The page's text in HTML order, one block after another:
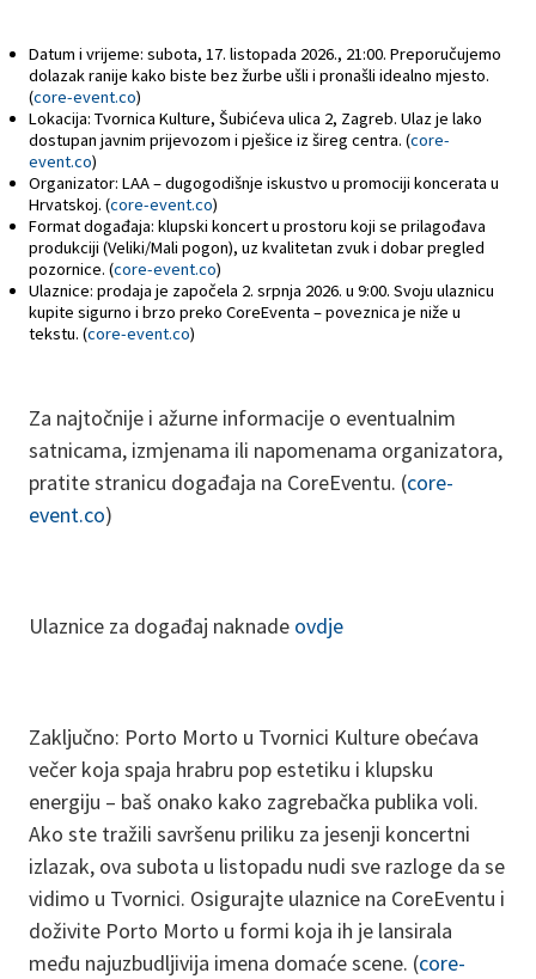
Datum i vrijeme: subota, 17. listopada 2026., 21:00. Preporučujemo
dolazak ranije kako biste bez žurbe ušli i pronašli idealno mjesto.
(core-event.co)
Lokacija: Tvornica Kulture, Šubićeva ulica 2, Zagreb. Ulaz je lako
dostupan javnim prijevozom i pješice iz šireg centra. (core-
event.co)
Organizator: LAA – dugogodišnje iskustvo u promociji koncerata u
Hrvatskoj. (core-event.co)
Format događaja: klupski koncert u prostoru koji se prilagođava
produkciji (Veliki/Mali pogon), uz kvalitetan zvuk i dobar pregled
pozornice. (core-event.co)
Ulaznice: prodaja je započela 2. srpnja 2026. u 9:00. Svoju ulaznicu
kupite sigurno i brzo preko CoreEventa – poveznica je niže u
tekstu. (core-event.co)
Za najtočnije i ažurne informacije o eventualnim
satnicama, izmjenama ili napomenama organizatora,
pratite stranicu događaja na CoreEventu. (core-
event.co)
Ulaznice za događaj naknade ovdje
Zaključno: Porto Morto u Tvornici Kulture obećava
večer koja spaja hrabru pop estetiku i klupsku
energiju – baš onako kako zagrebačka publika voli.
Ako ste tražili savršenu priliku za jesenji koncertni
izlazak, ova subota u listopadu nudi sve razloge da se
vidimo u Tvornici. Osigurajte ulaznice na CoreEventu i
doživite Porto Morto u formi koja ih je lansirala
među najuzbudljivija imena domaće scene. (core-